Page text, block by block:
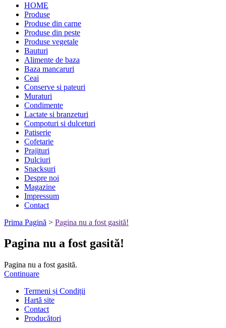
HOME
Produse
Produse din carne
Produse din peste
Produse vegetale
Bauturi
Alimente de baza
Baza mancaruri
Ceai
Conserve si pateuri
Muraturi
Condimente
Lactate si branzeturi
Compoturi si dulceturi
Patiserie
Cofetarie
Prajituri
Dulciuri
Snacksuri
Despre noi
Magazine
Impressum
Contact
Prima Pagină > Pagina nu a fost gasită!
Pagina nu a fost gasită!
Pagina nu a fost gasită.
Continuare
Termeni și Condiții
Hartă site
Contact
Producători